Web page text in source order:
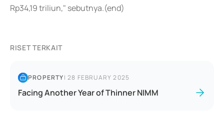
Rp34,19 triliun," sebutnya.(end)
RISET TERKAIT
PROPERTY|28 FEBRUARY 2025
Facing Another Year of Thinner NIMM